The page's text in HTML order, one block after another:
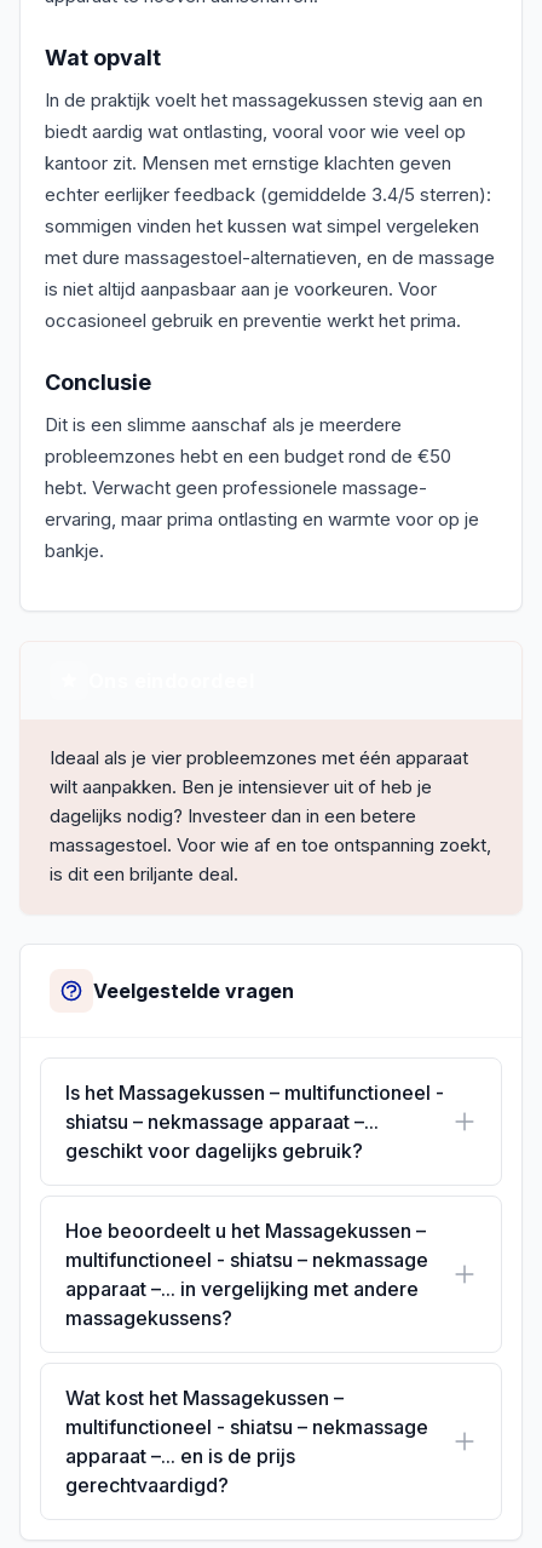
Wat opvalt
In de praktijk voelt het massagekussen stevig aan en
biedt aardig wat ontlasting, vooral voor wie veel op
kantoor zit. Mensen met ernstige klachten geven
echter eerlijker feedback (gemiddelde 3.4/5 sterren):
sommigen vinden het kussen wat simpel vergeleken
met dure massagestoel-alternatieven, en de massage
is niet altijd aanpasbaar aan je voorkeuren. Voor
occasioneel gebruik en preventie werkt het prima.
Conclusie
Dit is een slimme aanschaf als je meerdere
probleemzones hebt en een budget rond de €50
hebt. Verwacht geen professionele massage-
ervaring, maar prima ontlasting en warmte voor op je
bankje.
Ideaal als je vier probleemzones met één apparaat
wilt aanpakken. Ben je intensiever uit of heb je
dagelijks nodig? Investeer dan in een betere
massagestoel. Voor wie af en toe ontspanning zoekt,
is dit een briljante deal.
Veelgestelde vragen
Is het Massagekussen – multifunctioneel -
shiatsu – nekmassage apparaat –...
geschikt voor dagelijks gebruik?
Hoe beoordeelt u het Massagekussen –
multifunctioneel - shiatsu – nekmassage
apparaat –... in vergelijking met andere
massagekussens?
Wat kost het Massagekussen –
multifunctioneel - shiatsu – nekmassage
apparaat –... en is de prijs
gerechtvaardigd?